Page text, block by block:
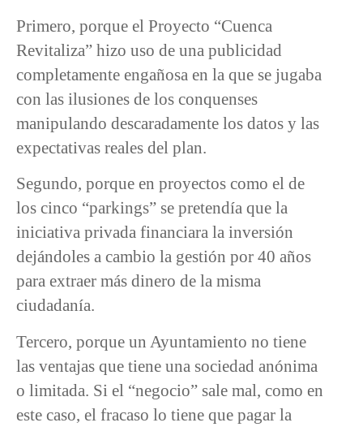
Primero, porque el Proyecto “Cuenca
Revitaliza” hizo uso de una publicidad
completamente engañosa en la que se jugaba
con las ilusiones de los conquenses
manipulando descaradamente los datos y las
expectativas reales del plan.
Segundo, porque en proyectos como el de
los cinco “parkings” se pretendía que la
iniciativa privada financiara la inversión
dejándoles a cambio la gestión por 40 años
para extraer más dinero de la misma
ciudadanía.
Tercero, porque un Ayuntamiento no tiene
las ventajas que tiene una sociedad anónima
o limitada. Si el “negocio” sale mal, como en
este caso, el fracaso lo tiene que pagar la